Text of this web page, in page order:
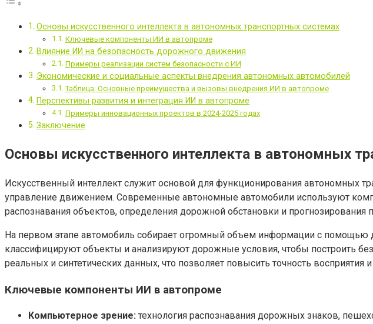
Основы искусственного интеллекта в автономных транспортных системах
Ключевые компоненты ИИ в автопроме
Влияние ИИ на безопасность дорожного движения
Примеры реализации систем безопасности с ИИ
Экономические и социальные аспекты внедрения автономных автомобилей
Таблица: Основные преимущества и вызовы внедрения ИИ в автопроме
Перспективы развития и интеграция ИИ в автопроме
Примеры инновационных проектов в 2024-2025 годах
Заключение
Основы искусственного интеллекта в автономных
Искусственный интеллект служит основой для функционирования автономных
управление движением. Современные автономные автомобили используют
распознавания объектов, определения дорожной обстановки и прогнозирования
На первом этапе автомобиль собирает огромный объем информации с помощью
классифицируют объекты и анализируют дорожные условия, чтобы построить
реальных и синтетических данных, что позволяет повысить точность восприятия
Ключевые компоненты ИИ в автопроме
Компьютерное зрение: технология распознавания дорожных знаков,